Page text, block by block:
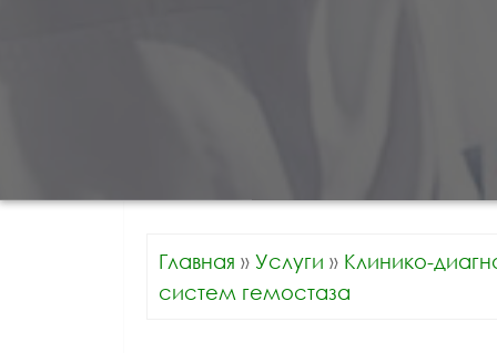
Главная » Услуги » Клинико-
систем гемостаза